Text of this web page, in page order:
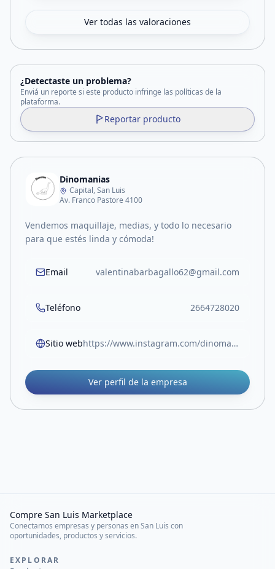
Ver todas las valoraciones
¿Detectaste un problema?
Enviá un reporte si este producto infringe las políticas de la
plataforma.
Reportar producto
Dinomanias
Capital, San Luis
Av. Franco Pastore 4100
Vendemos maquillaje, medias, y todo lo necesario
para que estés linda y cómoda!
Email valentinabarbagallo62@gmail.com
Teléfono 2664728020
Sitio web https://www.instagram.com/dinomanias_sl?igsh=MXU1MmV1Ymg0NW1qdg==
Ver perfil de la empresa
Compre San Luis Marketplace
Conectamos empresas y personas en San Luis con
oportunidades, productos y servicios.
EXPLORAR